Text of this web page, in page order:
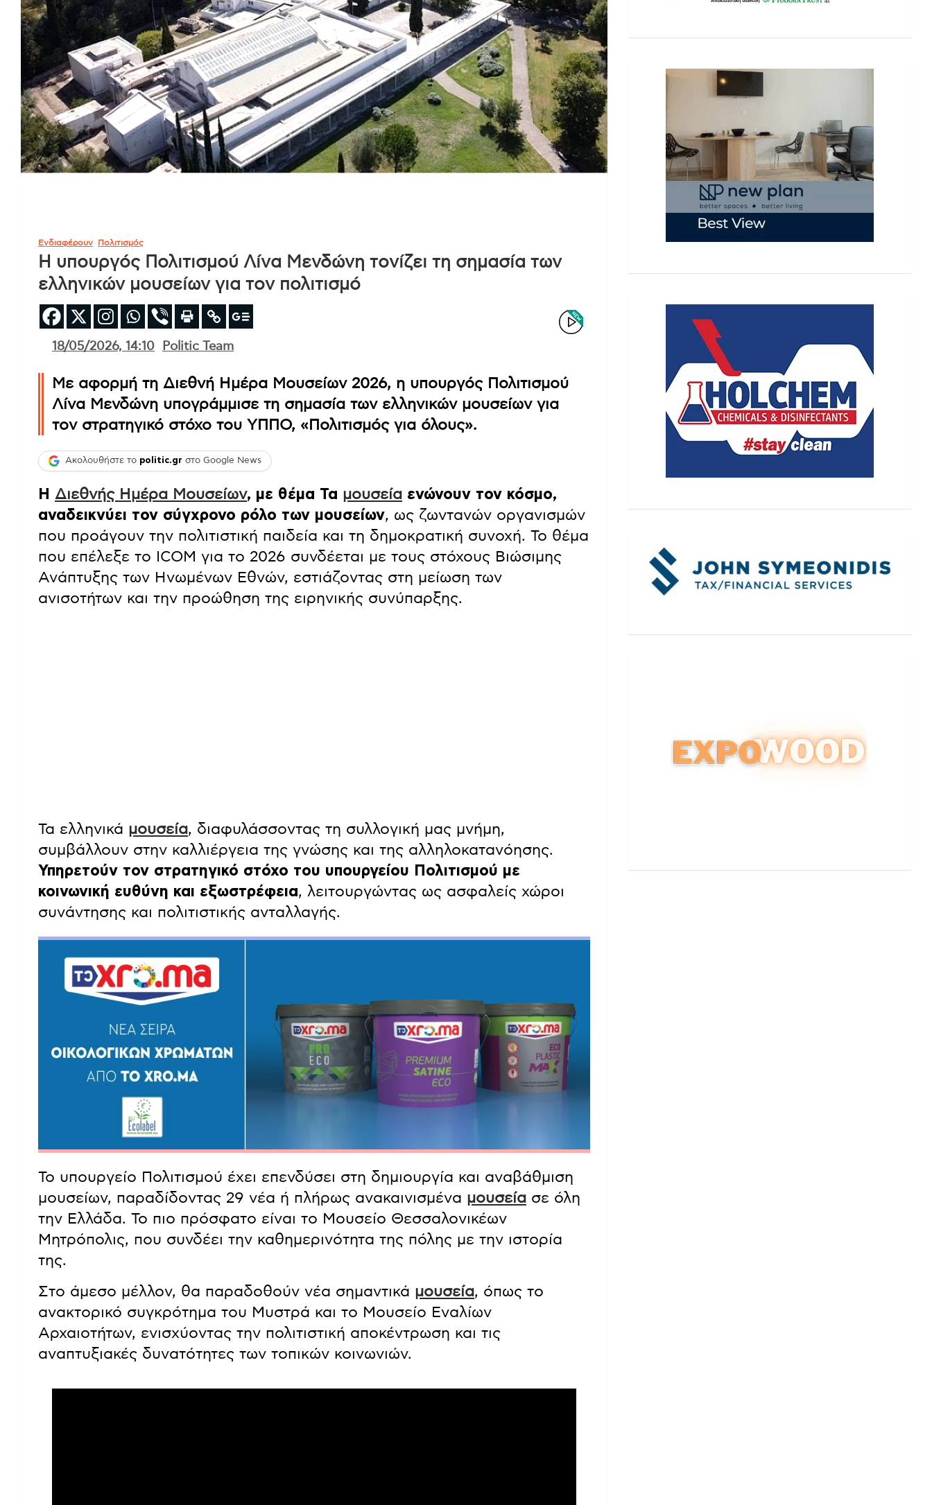
Ενδιαφέρουν Πολιτισμός
Η υπουργός Πολιτισμού Λίνα Μενδώνη τονίζει τη σημασία των
ελληνικών μουσείων για τον πολιτισμό
18/05/2026, 14:10 Politic Team
Με αφορμή τη Διεθνή Ημέρα Μουσείων 2026, η υπουργός Πολιτισμού
Λίνα Μενδώνη υπογράμμισε τη σημασία των ελληνικών μουσείων για
τον στρατηγικό στόχο του ΥΠΠΟ, «Πολιτισμός για όλους».
Ακολουθήστε το politic.gr στο Google News
Η Διεθνής Ημέρα Μουσείων, με θέμα Τα μουσεία ενώνουν τον κόσμο,
αναδεικνύει τον σύγχρονο ρόλο των μουσείων, ως ζωντανών οργανισμών
που προάγουν την πολιτιστική παιδεία και τη δημοκρατική συνοχή. Το θέμα
που επέλεξε το ICOM για το 2026 συνδέεται με τους στόχους Βιώσιμης
Ανάπτυξης των Ηνωμένων Εθνών, εστιάζοντας στη μείωση των
ανισοτήτων και την προώθηση της ειρηνικής συνύπαρξης.
Τα ελληνικά μουσεία, διαφυλάσσοντας τη συλλογική μας μνήμη,
συμβάλλουν στην καλλιέργεια της γνώσης και της αλληλοκατανόησης.
Υπηρετούν τον στρατηγικό στόχο του υπουργείου Πολιτισμού με
κοινωνική ευθύνη και εξωστρέφεια, λειτουργώντας ως ασφαλείς χώροι
συνάντησης και πολιτιστικής ανταλλαγής.
Το υπουργείο Πολιτισμού έχει επενδύσει στη δημιουργία και αναβάθμιση
μουσείων, παραδίδοντας 29 νέα ή πλήρως ανακαινισμένα μουσεία σε όλη
την Ελλάδα. Το πιο πρόσφατο είναι το Μουσείο Θεσσαλονικέων
Μητρόπολις, που συνδέει την καθημερινότητα της πόλης με την ιστορία
της.
Στο άμεσο μέλλον, θα παραδοθούν νέα σημαντικά μουσεία, όπως το
ανακτορικό συγκρότημα του Μυστρά και το Μουσείο Εναλίων
Αρχαιοτήτων, ενισχύοντας την πολιτιστική αποκέντρωση και τις
αναπτυξιακές δυνατότητες των τοπικών κοινωνιών.